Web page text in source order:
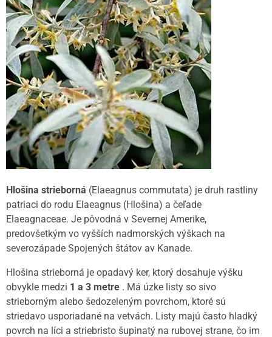
Hlošina strieborná (Elaeagnus commutata) je druh rastliny
patriaci do rodu Elaeagnus (Hlošina) a čeľade
Elaeagnaceae. Je pôvodná v Severnej Amerike,
predovšetkým vo vyšších nadmorských výškach na
severozápade Spojených štátov av Kanade.
Hlošina strieborná je opadavý ker, ktorý dosahuje výšku
obvykle medzi 1 a 3 metre . Má úzke listy so sivo
strieborným alebo šedozeleným povrchom, ktoré sú
striedavo usporiadané na vetvách. Listy majú často hladký
povrch na líci a striebristo šupinatý na rubovej strane, čo im